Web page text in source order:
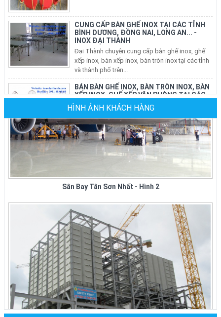
Đại Thành chuyên cung cấp bàn ghế inox, ghế
xếp inox, bàn xếp inox, bàn tròn inox tại các tỉnh
và thành phố trên...
BÁN BÀN GHẾ INOX, BÀN TRÒN INOX, BÀN
XẾP INOX, GHẾ XẾP VĂN PHÒNG TẠI CÁC
QUẬN Ở TP HCM
Nhu Cầu sử dụng bàn ghế inox, bộ bàn tròn inox
304 cho phòng ăn gia đình, ghế xếp văn phòng
tại các quận ở tphcm ngày...
Ghế Sắt Nhà Hàng Tiệc Cưới Tại TPHCM
Giá Mới Nhất Tại Xưởng Sản Xuất
Đại Ty Đại Thành chuyên sản xuất, cung cấp các
loại ghế sắt nhà hàng các loại: ghế sắt nhà hàng
bọc nệm, ghế sắt...
TẠI TPHCM
Công Ty Đại Thành chuyên sản xuất các loại ghế
nhà hàng giá rẻ, bàn ghế nhà hàng cao cấp cho
các nhà...
BÀN GHẾ NHÀ HÀNG TIỆC CƯỚI GIÁ TẠI
XƯỞNG CÔNG TY ĐẠI THÀNH Ở TPHCM
Công ty Đại Thành chuyên sản xuất, mua, bán
các loại bàn ghế nhà hàng tiệc cưới tại tphcm và
các tỉnh thành...
HÌNH ẢNH KHÁCH HÀNG
Sân Bay Tân Sơn Nhất - Hình 2